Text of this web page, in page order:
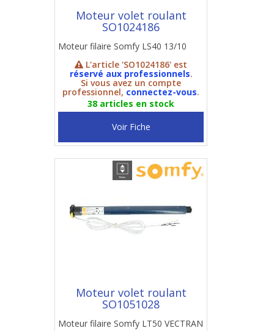
Moteur volet roulant
SO1024186
Moteur filaire Somfy LS40 13/10
L'article 'SO1024186' est
réservé aux professionnels.
Si vous avez un compte
professionnel, connectez-vous.
38 articles en stock
Voir Fiche
Moteur volet roulant
SO1051028
Moteur filaire Somfy LT50 VECTRAN